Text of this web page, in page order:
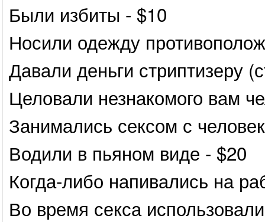
Были избиты - $10
Носили одежду
Давали деньги стриптизеру
Целовали незнакомого вам
Занимались сексом с
Водили в пьяном виде - $20
Когда-либо напивались на
Во время секса